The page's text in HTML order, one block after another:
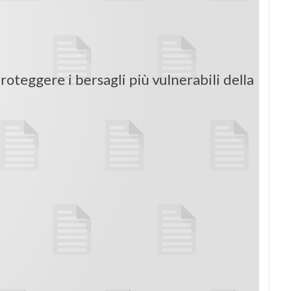
i bersagli più vulnerabili della